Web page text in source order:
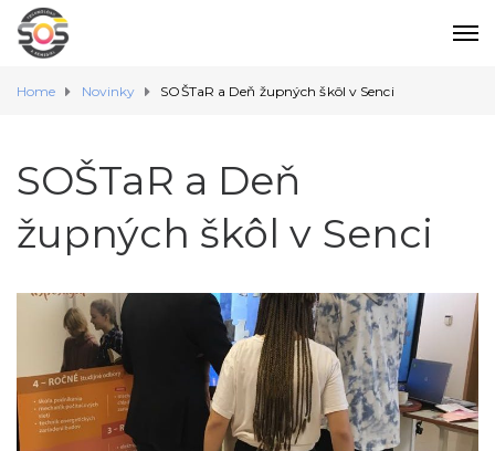
Home Novinky SOŠTaR a Deň župných škôl v Senci
SOŠTaR a Deň
župných škôl v Senci